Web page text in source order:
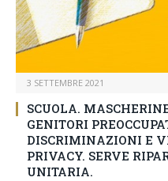
3 SETTEMBRE 2021
SCUOLA.
GENITORI
DISCRIMINAZIONI E
PRIVACY. SERVE
UNITARIA.